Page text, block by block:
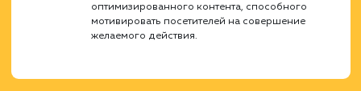
Разработка Landing Page является